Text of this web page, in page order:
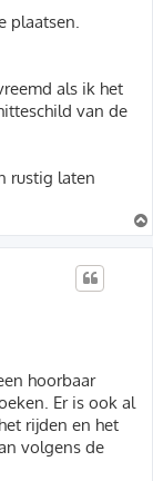
plaatsen.
als ik het
van de
rustig laten
hoorbaar
Er is ook al
rijden en het
volgens de